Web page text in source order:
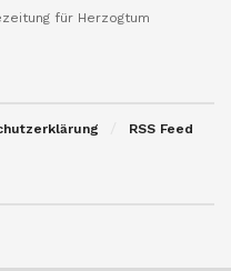
für Herzogtum
RSS Feed